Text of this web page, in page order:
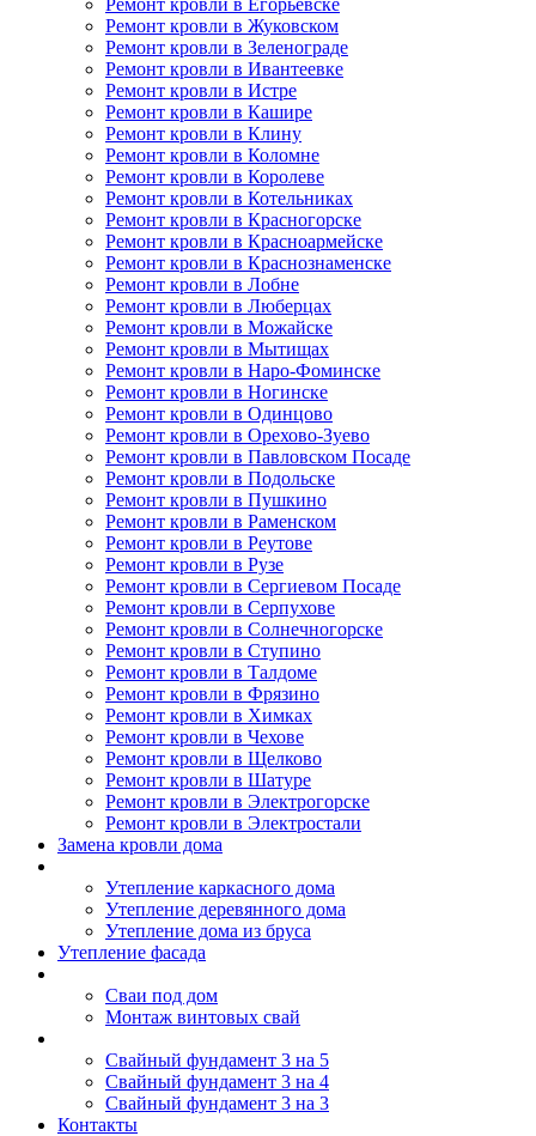
Ремонт кровли в Егорьевске
Ремонт кровли в Жуковском
Ремонт кровли в Зеленограде
Ремонт кровли в Ивантеевке
Ремонт кровли в Истре
Ремонт кровли в Кашире
Ремонт кровли в Клину
Ремонт кровли в Коломне
Ремонт кровли в Королеве
Ремонт кровли в Котельниках
Ремонт кровли в Красногорске
Ремонт кровли в Красноармейске
Ремонт кровли в Краснознаменске
Ремонт кровли в Лобне
Ремонт кровли в Люберцах
Ремонт кровли в Можайске
Ремонт кровли в Мытищах
Ремонт кровли в Наро-Фоминске
Ремонт кровли в Ногинске
Ремонт кровли в Одинцово
Ремонт кровли в Орехово-Зуево
Ремонт кровли в Павловском Посаде
Ремонт кровли в Подольске
Ремонт кровли в Пушкино
Ремонт кровли в Раменском
Ремонт кровли в Реутове
Ремонт кровли в Рузе
Ремонт кровли в Сергиевом Посаде
Ремонт кровли в Серпухове
Ремонт кровли в Солнечногорске
Ремонт кровли в Ступино
Ремонт кровли в Талдоме
Ремонт кровли в Фрязино
Ремонт кровли в Химках
Ремонт кровли в Чехове
Ремонт кровли в Щелково
Ремонт кровли в Шатуре
Ремонт кровли в Электрогорске
Ремонт кровли в Электростали
Замена кровли дома
Утепление каркасного дома
Утепление деревянного дома
Утепление дома из бруса
Утепление фасада
Сваи под дом
Монтаж винтовых свай
Свайный фундамент 3 на 5
Свайный фундамент 3 на 4
Свайный фундамент 3 на 3
Контакты